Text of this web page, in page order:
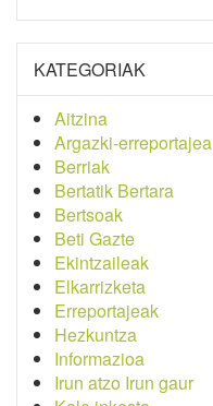
KATEGORIAK
Aitzina
Argazki-erreportajea
Berriak
Bertatik Bertara
Bertsoak
Beti Gazte
Ekintzaileak
Elkarrizketa
Erreportajeak
Hezkuntza
Informazioa
Irun atzo Irun gaur